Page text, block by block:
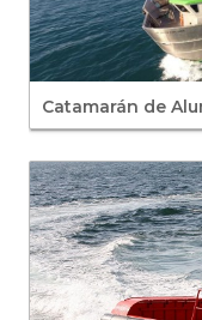
Catamarán de